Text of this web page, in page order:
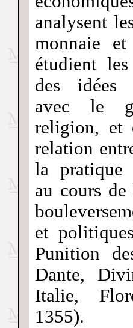
analysent
monnaie
étudient
des idées
avec le
religion, et
relation
la pratique
au cours
et
Punition
Dante,
Italie,
1355).